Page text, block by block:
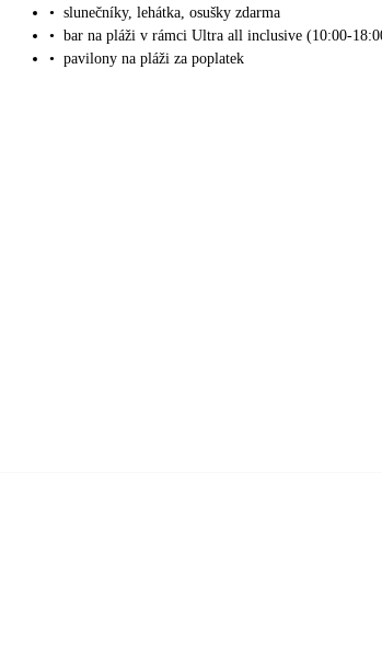
• slunečníky, lehátka, osušky zdarma
• bar na pláži v rámci Ultra all inclusive (10:00-
• pavilony na pláži za poplatek